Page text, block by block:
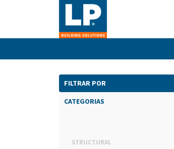
FILTRAR POR
CATEGORIAS
STRUCTURAL